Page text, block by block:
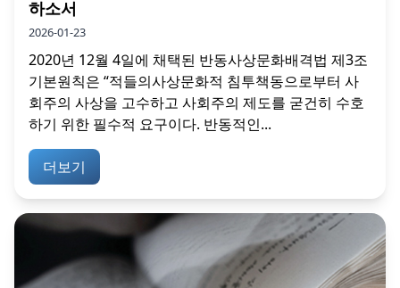
하소서
2026-01-23
2020년 12월 4일에 채택된 반동사상문화배격법 제3조
기본원칙은 “적들의사상문화적 침투책동으로부터 사
회주의 사상을 고수하고 사회주의 제도를 굳건히 수호
하기 위한 필수적 요구이다. 반동적인...
더보기